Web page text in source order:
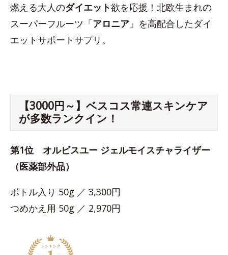
燃える大人のダイエット欲を応援！北欧生まれの
スーパーフルーツ「アロニア 」を高配合したダイ
エットサポートサプリ。
【3000円～】ベスコス常連スキンケア
が多数ランクイン！
第1位 オルビスユー ジェルモイスチャライザー
（医薬部外品）
ボトル入り 50g ／ 3,300円
つめかえ用 50g ／ 2,970円